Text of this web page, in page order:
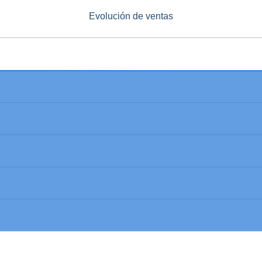
Evolución de ventas